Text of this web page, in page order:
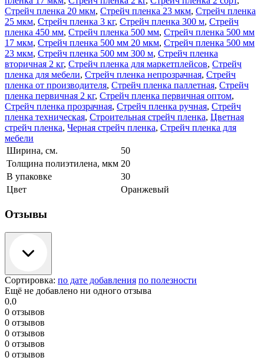
Стрейч пленка 20 мкм, Стрейч пленка 23 мкм, Стрейч пленка
25 мкм, Стрейч пленка 3 кг, Стрейч пленка 300 м, Стрейч
пленка 450 мм, Стрейч пленка 500 мм, Стрейч пленка 500 мм
17 мкм, Стрейч пленка 500 мм 20 мкм, Стрейч пленка 500 мм
23 мкм, Стрейч пленка 500 мм 300 м, Стрейч пленка
вторичная 2 кг, Стрейч пленка для маркетплейсов, Стрейч
пленка для мебели, Стрейч пленка непрозрачная, Стрейч
пленка от производителя, Стрейч пленка паллетная, Стрейч
пленка первичная 2 кг, Стрейч пленка первичная оптом,
Стрейч пленка прозрачная, Стрейч пленка ручная, Стрейч
пленка техническая, Строительная стрейч пленка, Цветная
стрейч пленка, Черная стрейч пленка, Стрейч пленка для
мебели
Ширина, см.
50
Толщина полиэтилена, мкм 20
В упаковке
30
Цвет
Оранжевый
Отзывы
Сортировка: по дате добавления по полезности
Ещё не добавлено ни одного отзыва
0.0
0 отзывов
0 отзывов
0 отзывов
0 отзывов
0 отзывов